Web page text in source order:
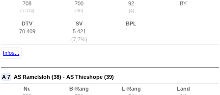
708
(5.514)
700
(30)
92
(4)
BY
DTV
70.409
SV
5.421
(7,7%)
BPL
Infos...
A 7 AS Ramelsloh (38) - AS Thieshope (39)
Nr.
B-Rang
L-Rang
Land